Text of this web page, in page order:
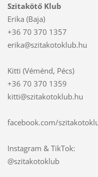
Szitakötő Klub
Erika (Baja)
+36 70 370 1357
erika@szitakotoklub.hu
Kitti (Véménd, Pécs)
+36 70 370 1359
kitti@szitakotoklub.hu
facebook.com/
Instagram & TikTok:
@szitakotoklub